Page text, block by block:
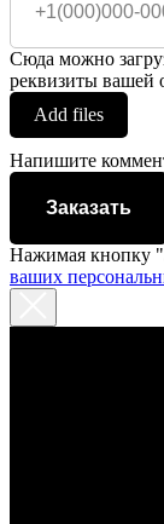
Сюда можно
реквизиты вашей
Add files
Напишите
Заказать
Нажимая кнопку
ваших